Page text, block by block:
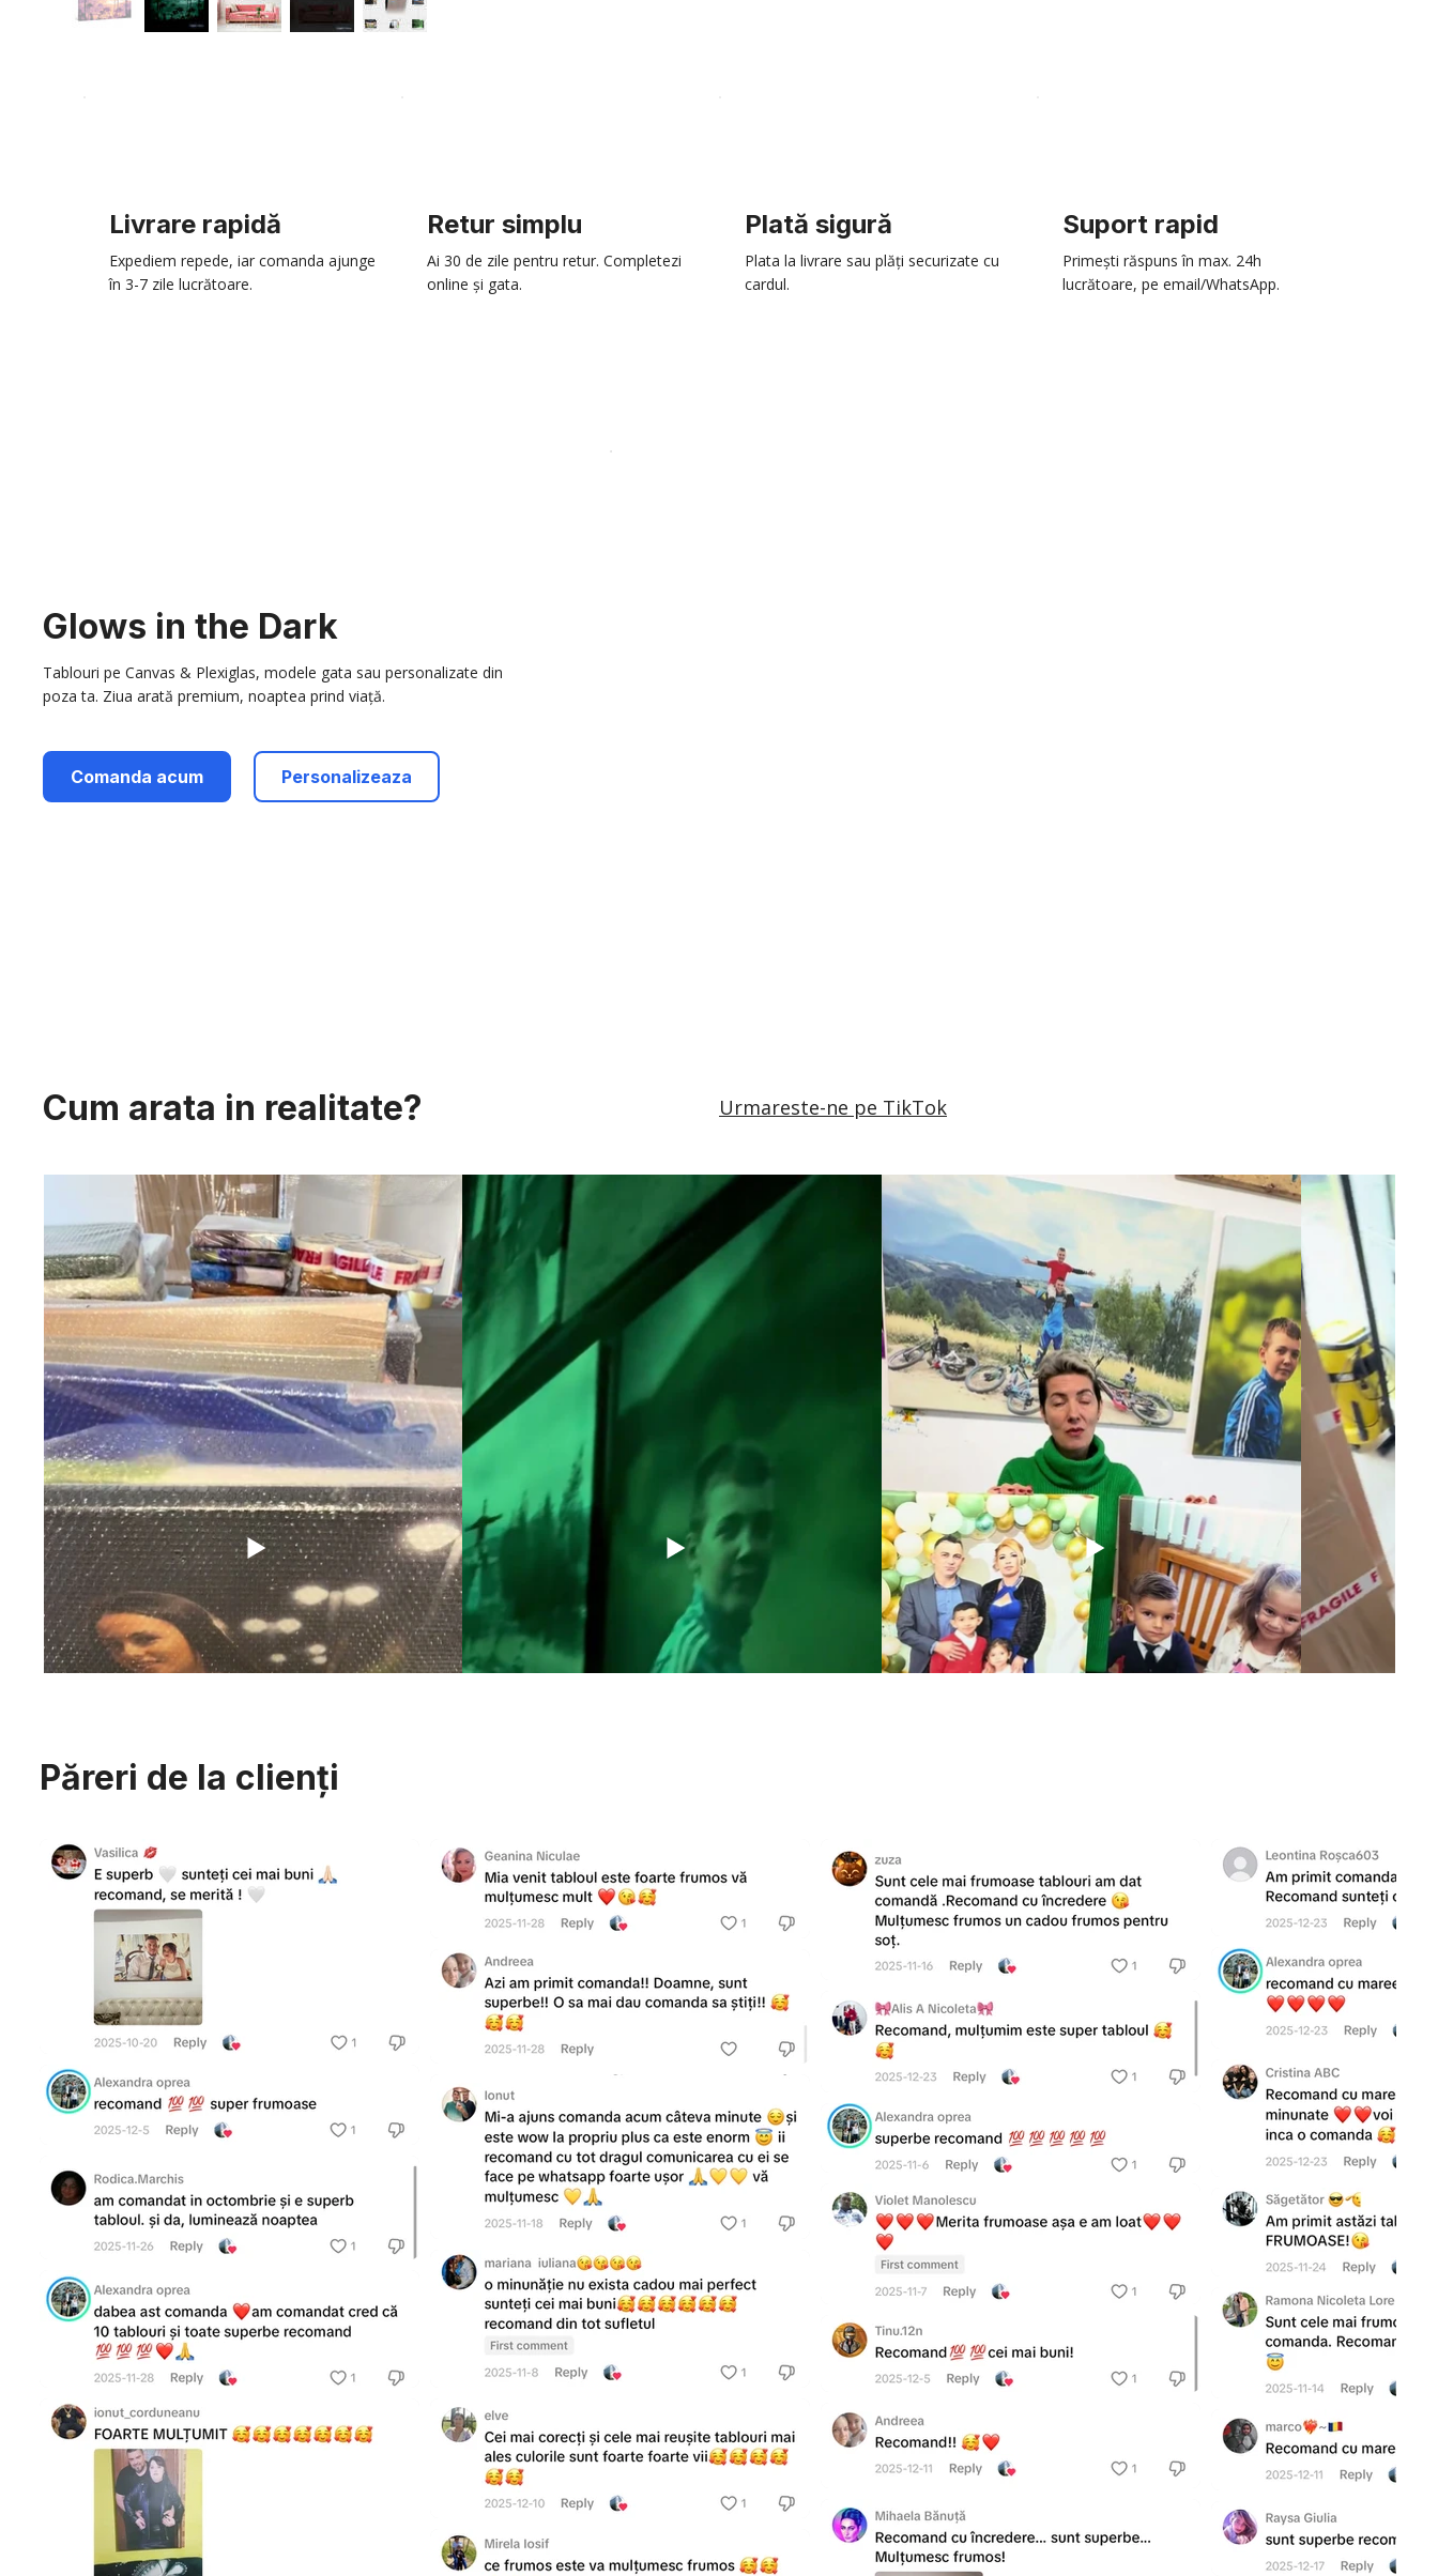
Livrare rapidă
Expediem repede, iar comanda ajunge
în 3-7 zile lucrătoare.
Retur simplu
Ai 30 de zile pentru retur. Completezi
online și gata.
Plată sigură
Plata la livrare sau plăți securizate cu
cardul.
Suport rapid
Primești răspuns în max. 24h
lucrătoare, pe email/WhatsApp.
Glows in the Dark
Tablouri pe Canvas & Plexiglas, modele gata sau personalizate din
poza ta. Ziua arată premium, noaptea prind viață.
Comanda acum Personalizeaza
Cum arata in realitate? Urmareste-ne pe TikTok
Păreri de la clienți